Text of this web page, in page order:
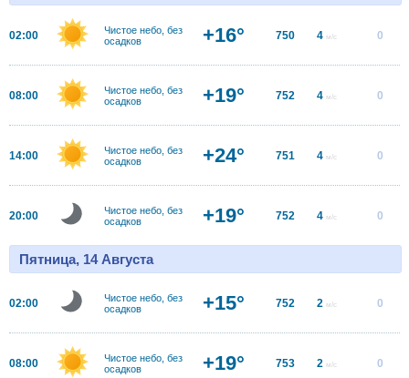
02:00
Чистое небо, без
осадков
+16° 750 4 м/с 0
08:00
Чистое небо, без
осадков
+19° 752 4 м/с 0
14:00
Чистое небо, без
осадков
+24° 751 4 м/с 0
20:00
Чистое небо, без
осадков
+19° 752 4 м/с 0
Пятница, 14 Августа
02:00
Чистое небо, без
осадков
+15° 752 2 м/с 0
08:00
Чистое небо, без
осадков
+19° 753 2 м/с 0